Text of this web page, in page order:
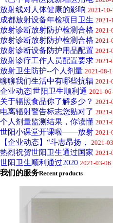
放射线对人体健康的影响 2021-10-
成都放射设备年检项目卫生 2021-
放射诊断放射防护检测合格 2021-
放射诊断放射防护检测合格 2021-
放射诊断设备防护用品配置 2021-
放射诊疗工作人员配置要求 2021-
放射卫生防护--个人剂量 2021-08-
聊聊我们生活中有哪些抗辐 2021-
企业动态|世阳卫生顺利通 2021-
关于辐照食品你了解多少？ 2021-
电离辐射警告标志您贴对了 2021-
个人剂量监测结果，你读懂 2021-
世阳小课堂开课啦——放射 2021-
【企业动态】“斗志昂扬， 2021-
热烈祝贺世阳卫生通过国家 2021-
世阳卫生顺利通过2020 2021-03-06
我们的服务Recent products